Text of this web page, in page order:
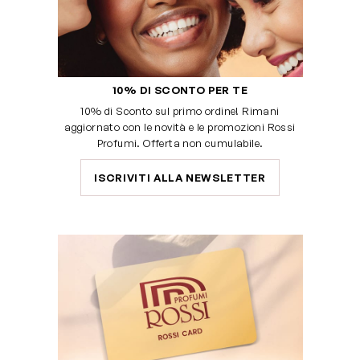
10% DI SCONTO PER TE
10% di Sconto sul primo ordine! Rimani
aggiornato con le novità e le promozioni Rossi
Profumi. Offerta non cumulabile.
ISCRIVITI ALLA NEWSLETTER